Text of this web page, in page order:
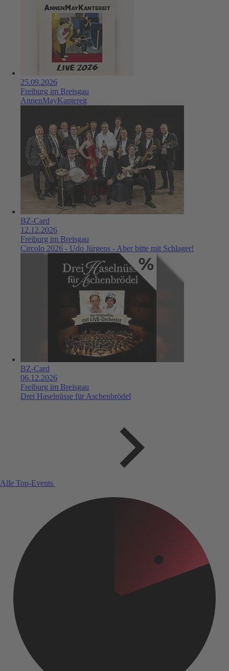
25.09.2026
Freiburg im Breisgau
AnnenMayKantereit
BZ-Card
12.12.2026
Freiburg im Breisgau
Circolo 2026 - Udo Jürgens - Aber bitte mit Schlager!
BZ-Card
06.12.2026
Freiburg im Breisgau
Drei Haselnüsse für Aschenbrödel
Alle Top-Events